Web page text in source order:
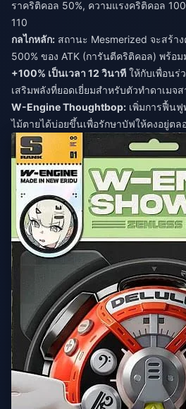
ราคริติคอล 50%, ความแรงคริติคอล
110
กลไกหลัก: สถานะ Mesmerized จะสร้า
500% ของ ATK (การันตีคริติคอล) พร้อ
+100% เป็นเวลา 12 วินาที ให้กับเพื่อนร่
เสริมพลังที่ยอดเยี่ยมสำหรับตัวทำดาเมจ
W-Engine Thoughtbop: เพิ่มการฟื้นฟู
ไม้ตายได้บ่อยขึ้นเพื่อรักษาบัฟให้คงอยู่ตล